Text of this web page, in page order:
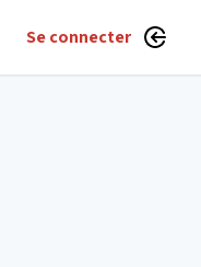
Se connecter